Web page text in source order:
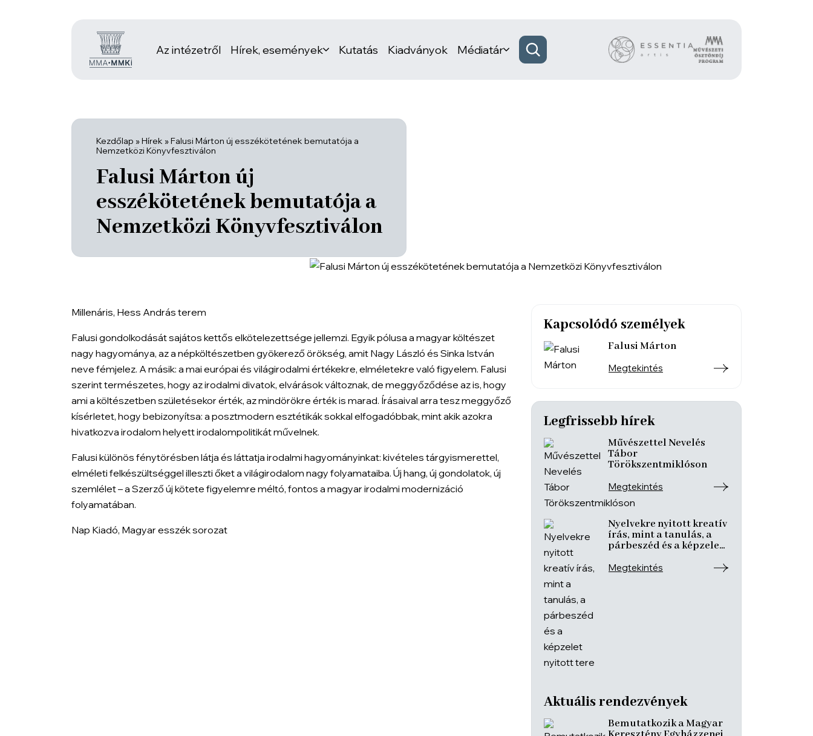
Az intézetről Hírek, események Kutatás Kiadványok Médiatár
Kezdőlap »Hírek »Falusi Márton új esszékötetének bemutatója a
Nemzetközi Könyvfesztiválon
Falusi Márton új
esszékötetének bemutatója a
Nemzetközi Könyvfesztiválon
Millenáris, Hess András terem
Falusi gondolkodását sajátos kettős elkötelezettsége jellemzi. Egyik pólusa a magyar költészet
nagy hagyománya, az a népköltészetben gyökerező örökség, amit Nagy László és Sinka István
neve fémjelez. A másik: a mai európai és világirodalmi értékekre, elméletekre való figyelem. Falusi
szerint természetes, hogy az irodalmi divatok, elvárások változnak, de meggyőződése az is, hogy
ami a költészetben születésekor érték, az mindörökre érték is marad. Írásaival arra tesz meggyőző
kísérletet, hogy bebizonyítsa: a posztmodern esztétikák sokkal elfogadóbbak, mint akik azokra
hivatkozva irodalom helyett irodalompolitikát művelnek.
Falusi különös fénytörésben látja és láttatja irodalmi hagyományinkat: kivételes tárgyismerettel,
elméleti felkészültséggel illeszti őket a világirodalom nagy folyamataiba. Új hang, új gondolatok, új
szemlélet – a Szerző új kötete figyelemre méltó, fontos a magyar irodalmi modernizáció
folyamatában.
Nap Kiadó, Magyar esszék sorozat
Kapcsolódó személyek
Falusi Márton
Megtekintés
Legfrissebb hírek
Művészettel Nevelés
Tábor
Törökszentmiklóson
Megtekintés
Nyelvekre nyitott kreatív
írás, mint a tanulás, a
párbeszéd és a képzelet
Megtekintés
Aktuális rendezvények
Bemutatkozik a Magyar